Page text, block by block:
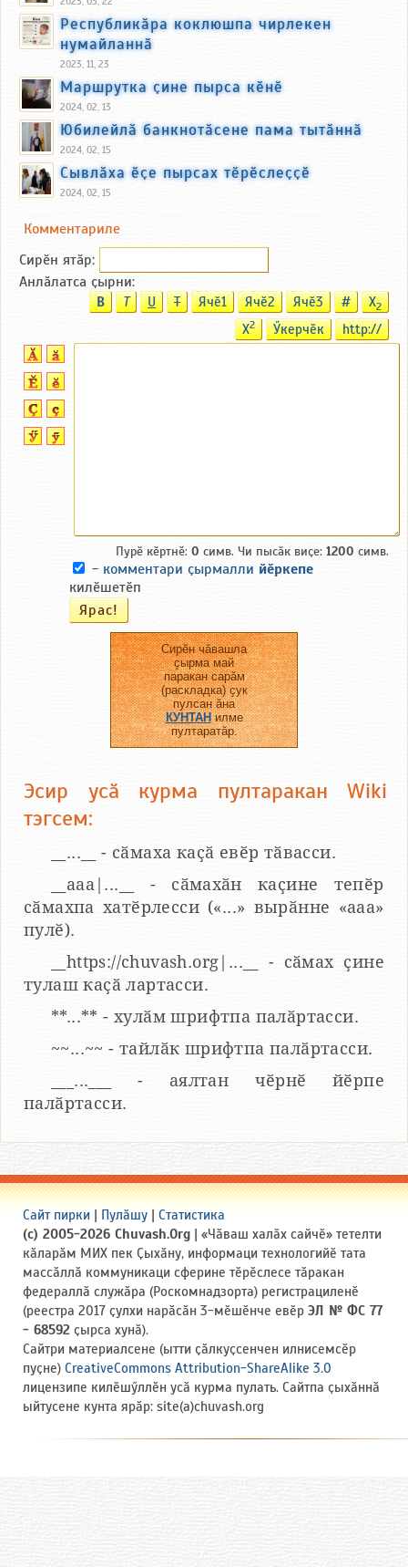
Республикӑра коклюшпа чирлекен
нумайланнӑ
2023, 11, 23
Маршрутка ҫине пырса кӗнӗ
2024, 02, 13
Юбилейлӑ банкнотӑсене пама тытӑннӑ
2024, 02, 15
Сывлӑха ӗҫе пырсах тӗрӗслеҫҫӗ
2024, 02, 15
Комментариле
Сирӗн ятӑp:
Анлӑлатса ҫырни:
B T U T Ячӗ1 Ячӗ2 Ячӗ3 # X2
X2 Ӳкерчӗк http://
Пурӗ кӗртнӗ: 0 симв. Чи пысӑк виҫе: 1200 симв.
- комментари ҫырмалли йӗркепе
килӗшетӗп
Сирӗн чӑвашла
ҫырма май
паракан сарӑм
(раскладка) ҫук
пулсан ӑна
КУНТАНилме
пултаратӑр.
Эсир усӑ курма пултаракан Wiki
тэгсем:
__...__ - сӑмаха каҫӑ евӗр тӑвасси.
__aaa|...__ - сӑмахӑн каҫине тепӗр
сӑмахпа хатӗрлесси («...» вырӑнне «ааа»
пулӗ).
__https://chuvash.org|...__ - сӑмах ҫине
тулаш каҫӑ лартасси.
**...** - хулӑм шрифтпа палӑртасси.
~~...~~ - тайлӑк шрифтпа палӑртасси.
___...___ - аялтан чӗрнӗ йӗрпе
палӑртасси.
Сайт пирки | Пулӑшу | Статистика
(c) 2005-2026 Chuvash.Org | «Чӑваш халӑх сайчӗ» тетелти
кӑларӑм МИХ пек Ҫыхӑну, информаци технологийӗ тата
массӑллӑ коммуникаци сферине тӗрӗслесе тӑракан
федераллӑ служӑра (Роскомнадзорта) регистрациленӗ
(реестра 2017 ҫулхи нарӑсӑн 3-мӗшӗнче евӗр ЭЛ № ФС 77
- 68592 ҫырса хунӑ).
Сайтри материалсене (ытти ҫӑлкуҫсенчен илнисемсӗр
пуҫне) CreativeCommons Attribution-ShareAlike 3.0
лицензипе килӗшӳллӗн усӑ курма пулать. Сайтпа ҫыхӑннӑ
ыйтусене кунта ярӑр: site(a)chuvash.org